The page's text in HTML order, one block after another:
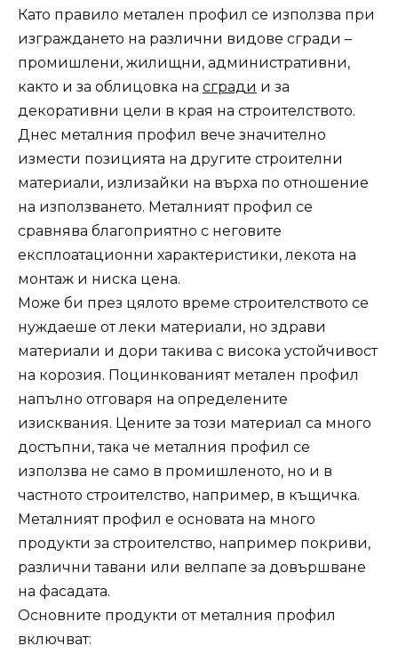
Като правило метален профил се използва при
изграждането на различни видове сгради –
промишлени, жилищни, административни,
както и за облицовка на сгради и за
декоративни цели в края на строителството.
Днес металния профил вече значително
измести позицията на другите строителни
материали, излизайки на върха по отношение
на използването. Металният профил се
сравнява благоприятно с неговите
експлоатационни характеристики, лекота на
монтаж и ниска цена.
Може би през цялото време строителството се
нуждаеше от леки материали, но здрави
материали и дори такива с висока устойчивост
на корозия. Поцинкованият метален профил
напълно отговаря на определените
изисквания. Цените за този материал са много
достъпни, така че металния профил се
използва не само в промишленото, но и в
частното строителство, например, в къщичка.
Металният профил е основата на много
продукти за строителство, например покриви,
различни тавани или велпапе за довършване
на фасадата.
Основните продукти от металния профил
включват: